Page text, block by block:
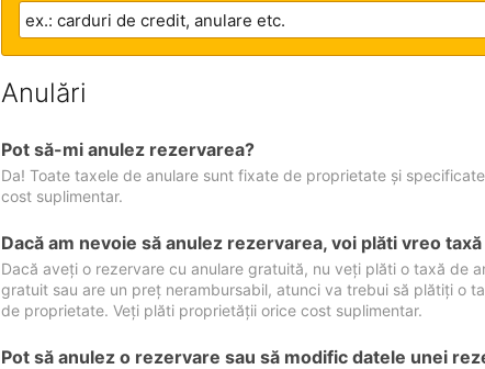
Anulări
Pot să-mi anulez rezervarea?
Da! Toate taxele de anulare sunt fixate de proprietate și
cost suplimentar.
Dacă am nevoie să anulez rezervarea, voi plăti vreo
Dacă aveți o rezervare cu anulare gratuită, nu veți plăti o taxă de
gratuit sau are un preț nerambursabil, atunci va trebui să plătiți o
de proprietate. Veți plăti proprietății orice cost suplimentar.
Pot să anulez o rezervare sau să modific datele unei